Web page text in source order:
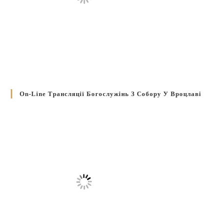
On-Line Трансляції Богослужінь З Собору У Вроцлаві